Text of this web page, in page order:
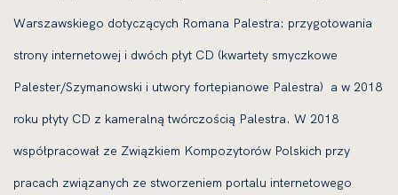
Warszawskiego dotyczących Romana Palestra: przygotowania
strony internetowej i dwóch płyt CD (kwartety smyczkowe
Palester/Szymanowski i utwory fortepianowe Palestra) a w 2018
roku płyty CD z kameralną twórczością Palestra. W 2018
współpracował ze Związkiem Kompozytorów Polskich przy
pracach związanych ze stworzeniem portalu internetowego